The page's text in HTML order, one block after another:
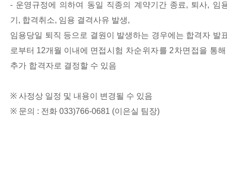
- 운영규정에 의하여 동일 직종의 계약기간 종료, 퇴사, 임
기 , 합격취소, 임용 결격사유 발생,
임용당일 퇴직 등으로 결원이 발생하는 경우에는 합격자 발
로부터 12개월 이내에 면접시험 차순위자를 2차면접을 통해
추가 합격자로 결정할 수 있음
※ 사정상 일정 및 내용이 변경될 수 있음
※ 문의 : 전화 033)766-0681 (이은실 팀장)